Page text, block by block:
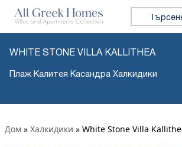
Търсене
WHITE STONE VILLA KALLITHEA
Плаж Калитея Касандра Халкидики
Дом » Халкидики » White Stone Villa